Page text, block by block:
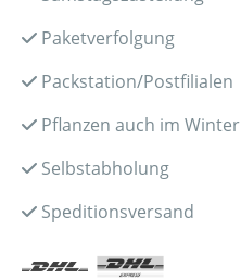
Paketverfolgung
Packstation/Postfilialen
Pflanzen auch im Winter
Selbstabholung
Speditionsversand